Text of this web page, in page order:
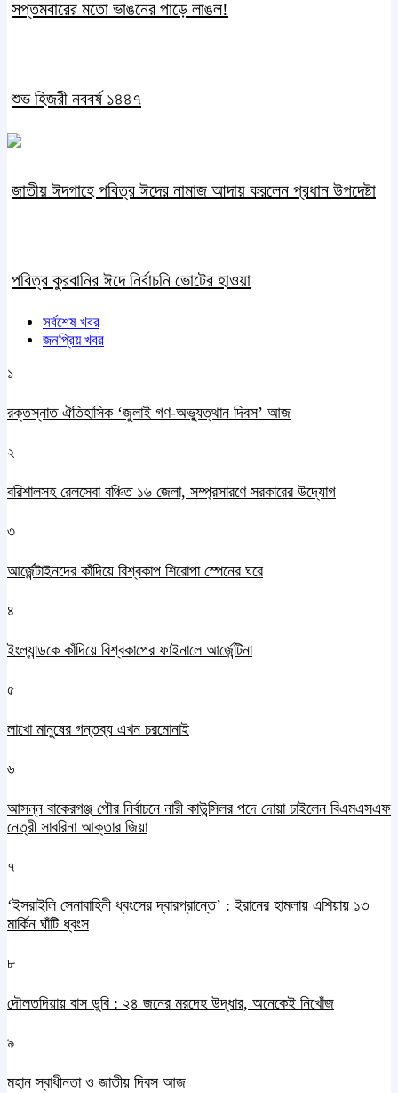
সপ্তমবারের মতো ভাঙনের পাড়ে লাঙল!
শুভ হিজরী নববর্ষ ১৪৪৭
জাতীয় ঈদগাহে পবিত্র ঈদের নামাজ আদায় করলেন প্রধান উপদেষ্টা
পবিত্র কুরবানির ঈদে নির্বাচনি ভোটের হাওয়া
সর্বশেষ খবর
জনপ্রিয় খবর
১
রক্তস্নাত ঐতিহাসিক ‌‘জুলাই গণ-অভ্যুত্থান দিবস’ আজ
২
বরিশালসহ রেলসেবা বঞ্চিত ১৬ জেলা, সম্প্রসারণে সরকারের উদ্যোগ
৩
আর্জেন্টাইনদের কাঁদিয়ে বিশ্বকাপ শিরোপা স্পেনের ঘরে
৪
ইংল্যান্ডকে কাঁদিয়ে বিশ্বকাপের ফাইনালে আর্জেন্টিনা
৫
লাখো মানুষের গন্তব্য এখন চরমোনাই
৬
আসন্ন বাকেরগঞ্জ পৌর নির্বাচনে নারী কাউন্সিলর পদে দোয়া চাইলেন বিএমএসএফ
নেত্রী সাবরিনা আক্তার জিয়া
৭
‘ইসরাইলি সেনাবাহিনী ধ্বংসের দ্বারপ্রান্তে’ : ইরানের হামলায় এশিয়ায় ১৩
মার্কিন ঘাঁটি ধ্বংস
৮
দৌলতদিয়ায় বাস ডুবি : ২৪ জনের মরদেহ উদ্ধার, অনেকেই নিখোঁজ
৯
মহান স্বাধীনতা ও জাতীয় দিবস আজ